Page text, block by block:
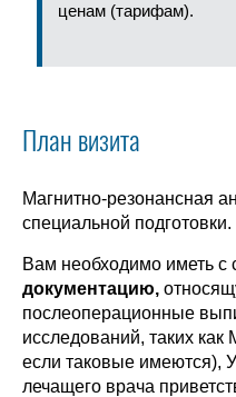
ценам (тарифам).
План визита
Магнитно-резонансная
специальной подготовки.
Вам необходимо иметь с
документацию,
послеоперационные
исследований, таких
если таковые имеются),
лечащего врача